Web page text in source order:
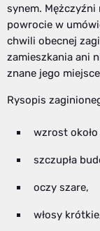
synem.
powrocie w
chwili obecnej
zamieszkania ani
znane jego
Rysopis
wzrost około
szczupła
oczy szare,
włosy